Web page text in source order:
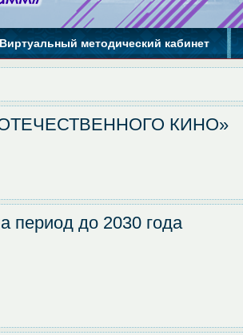
методический кабинет
ОТЕЧЕСТВЕННОГО КИНО»
период до 2030 года